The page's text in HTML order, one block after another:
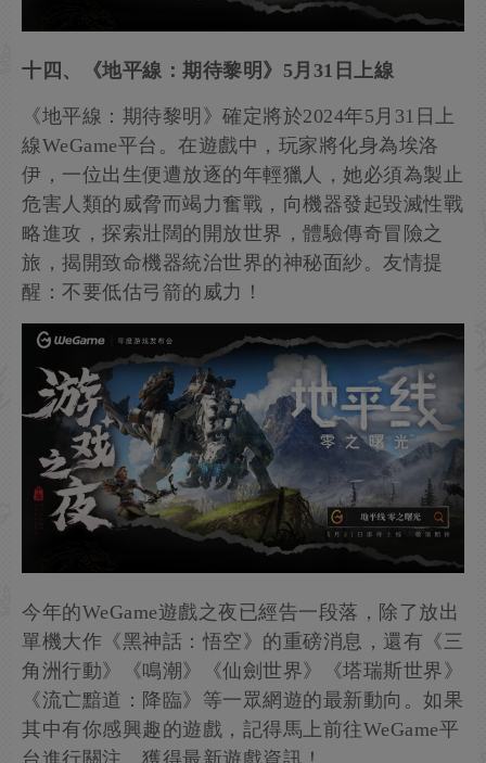
十四、《地平線：期待黎明》5月31日上線
《地平線：期待黎明》確定將於2024年5月31日上
線WeGame平台。在遊戲中，玩家將化身為埃洛
伊，一位出生便遭放逐的年輕獵人，她必須為製止
危害人類的威脅而竭力奮戰，向機器發起毀滅性戰
略進攻，探索壯闊的開放世界，體驗傳奇冒險之
旅，揭開致命機器統治世界的神秘面紗。友情提
醒：不要低估弓箭的威力！
今年的WeGame遊戲之夜已經告一段落，除了放出
單機大作《黑神話：悟空》的重磅消息，還有《三
角洲行動》《鳴潮》《仙劍世界》《塔瑞斯世界》
《流亡黯道：降臨》等一眾網遊的最新動向。如果
其中有你感興趣的遊戲，記得馬上前往WeGame平
台進行關注，獲得最新遊戲資訊！